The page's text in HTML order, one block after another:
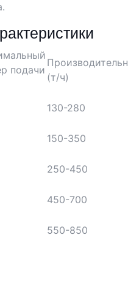
подачи
(т/ч)
130-280
150-350
250-450
450-700
550-850